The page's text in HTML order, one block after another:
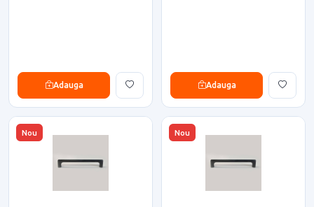
Adauga Adauga
Nou Nou